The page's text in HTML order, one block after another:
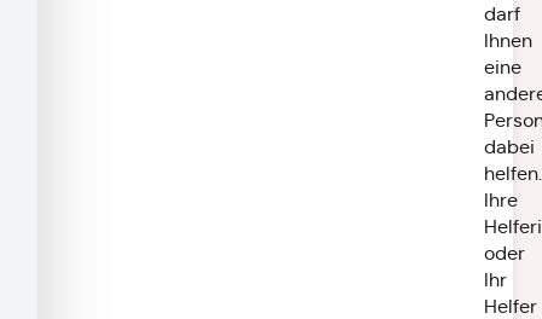
darf
Ihnen
eine
dabei
helfen.
Ihre
oder
Ihr
Helfer